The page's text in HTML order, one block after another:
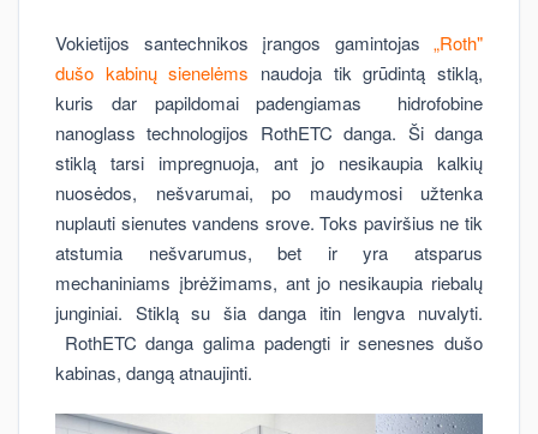
Vokietijos santechnikos įrangos gamintojas „Roth"
dušo kabinų sienelėms naudoja tik grūdintą stiklą,
kuris dar papildomai padengiamas hidrofobine
nanoglass technologijos RothETC danga. Ši danga
stiklą tarsi impregnuoja, ant jo nesikaupia kalkių
nuosėdos, nešvarumai, po maudymosi užtenka
nuplauti sienutes vandens srove. Toks paviršius ne tik
atstumia nešvarumus, bet ir yra atsparus
mechaniniams įbrėžimams, ant jo nesikaupia riebalų
junginiai. Stiklą su šia danga itin lengva nuvalyti.
RothETC danga galima padengti ir senesnes dušo
kabinas, dangą atnaujinti.